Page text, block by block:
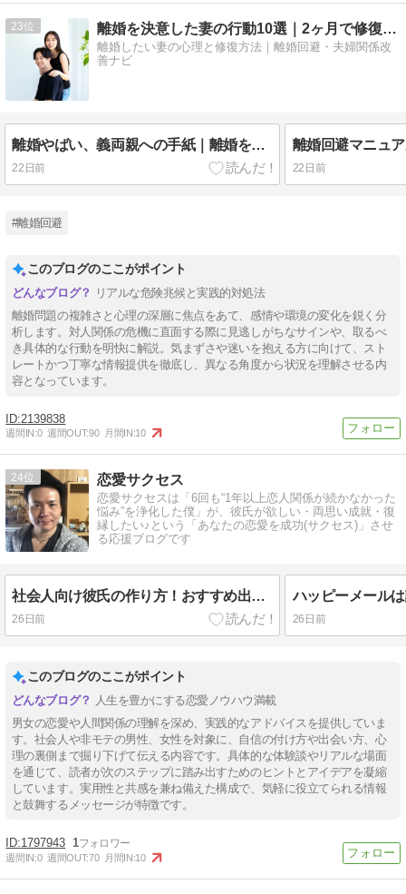
23 離婚を決意した妻の行動10選｜2ヶ月で修復する具体策
離婚したい妻の心理と修復方法｜離婚回避・夫婦関係改
善ナビ
離婚やばい、義両親への手紙｜離婚を回避するための書き方5つと例文
22日前 22日前
#離婚回避
このブログのここがポイント
リアルな危険兆候と実践的対処法
離婚問題の複雑さと心理の深層に焦点をあて、感情や環境の変化を鋭く分
析します。対人関係の危機に直面する際に見逃しがちなサインや、取るべ
き具体的な行動を明快に解説。気まずさや迷いを抱える方に向けて、スト
レートかつ丁寧な情報提供を徹底し、異なる角度から状況を理解させる内
容となっています。
2139838
週間IN:0 週間OUT:90 月間IN:10
24 恋愛サクセス
恋愛サクセスは「6回も“1年以上恋人関係が続かなかった
悩み”を浄化した僕」が、彼氏が欲しい・両思い成就・復
縁したい♪という「あなたの恋愛を成功(サクセス)」させ
る応援ブログです
社会人向け彼氏の作り方！おすすめ出会い場+リアル体験談3選
26日前 26日前
このブログのここがポイント
人生を豊かにする恋愛ノウハウ満載
男女の恋愛や人間関係の理解を深め、実践的なアドバイスを提供していま
す。社会人や非モテの男性、女性を対象に、自信の付け方や出会い方、心
理の裏側まで掘り下げて伝える内容です。具体的な体験談やリアルな場面
を通じて、読者が次のステップに踏み出すためのヒントとアイデアを凝縮
しています。実用性と共感を兼ね備えた構成で、気軽に役立てられる情報
と鼓舞するメッセージが特徴です。
1797943 1
週間IN:0 週間OUT:70 月間IN:10